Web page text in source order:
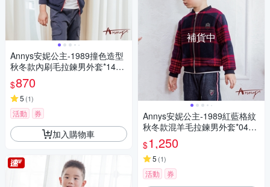
Annys安妮公主-1989撞色造型
秋冬款內刷毛拉鍊男外套*1499
藍色
$870
5 (1)
活動 券
加入購物車
補貨中
Annys安妮公主-1989紅藍格紋
秋冬款混羊毛拉鍊男外套*0497
藍色
$1,250
5 (1)
活動 券